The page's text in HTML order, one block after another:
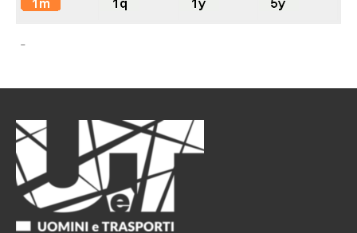
-